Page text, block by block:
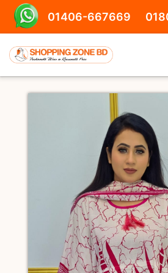
01406-667669